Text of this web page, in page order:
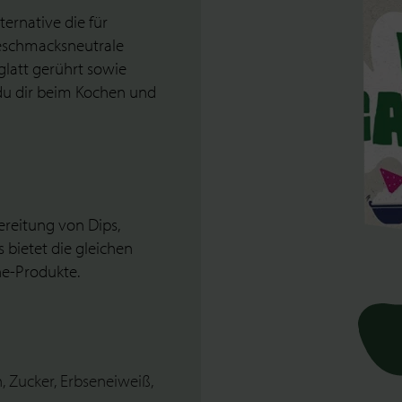
die für
gerührt sowie
dir beim Kochen und
von Dips,
bietet die gleichen
Produkte.
Zucker, Erbseneiweiß,